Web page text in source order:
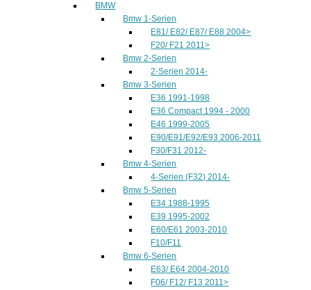
BMW
Bmw 1-Serien
E81/ E82/ E87/ E88 2004>
F20/ F21 2011>
Bmw 2-Serien
2-Serien 2014-
Bmw 3-Serien
E36 1991-1998
E36 Compact 1994 - 2000
E46 1999-2005
E90/E91/E92/E93 2006-2011
F30/F31 2012-
Bmw 4-Serien
4-Serien (F32) 2014-
Bmw 5-Serien
E34 1988-1995
E39 1995-2002
E60/E61 2003-2010
F10/F11
Bmw 6-Serien
E63/ E64 2004-2010
F06/ F12/ F13 2011>